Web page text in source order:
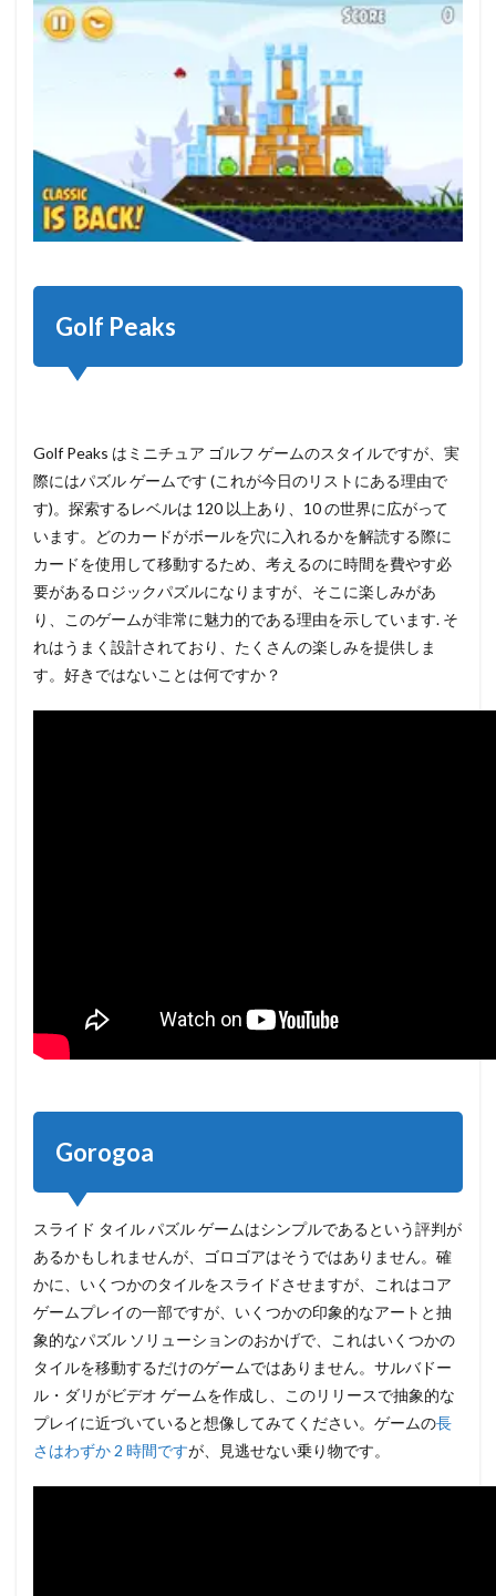
め
Golf Peaks
Golf Peaks はミニチュア ゴルフ ゲームのスタイルですが、実
際にはパズル ゲームです (これが今日のリストにある理由で
す)。探索するレベルは 120 以上あり、10 の世界に広がって
います。どのカードがボールを穴に入れるかを解読する際に
カードを使用して移動するため、考えるのに時間を費やす必
要があるロジックパズルになりますが、そこに楽しみがあ
り、このゲームが非常に魅力的である理由を示しています. そ
れはうまく設計されており、たくさんの楽しみを提供しま
す。好きではないことは何ですか？
Gorogoa
スライド タイル パズル ゲームはシンプルであるという評判が
あるかもしれませんが、ゴロゴアはそうではありません。確
かに、いくつかのタイルをスライドさせますが、これはコア
ゲームプレイの一部ですが、いくつかの印象的なアートと抽
象的なパズル ソリューションのおかげで、これはいくつかの
タイルを移動するだけのゲームではありません。サルバドー
ル・ダリがビデオ ゲームを作成し、このリリースで抽象的な
プレイに近づいていると想像してみてください。ゲームの長
さはわずか 2 時間ですが、見逃せない乗り物です。